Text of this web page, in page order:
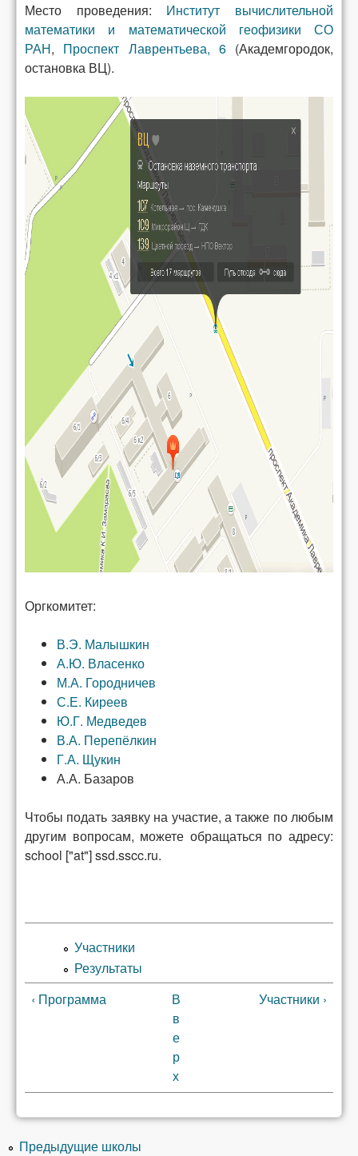
Место проведения: Институт вычислительной
математики и математической геофизики СО
РАН, Проспект Лаврентьева, 6(Академгородок,
остановка ВЦ).
Оргкомитет:
В.Э. Малышкин
А.Ю. Власенко
М.А. Городничев
С.Е. Киреев
Ю.Г. Медведев
В.А. Перепёлкин
Г.А. Щукин
А.А. Базаров
Чтобы подать заявку на участие, а также по любым
другим вопросам, можете обращаться по адресу:
school ["at"] ssd.sscc.ru.
Участники
Результаты
‹ Программа
В
в
е
р
х
Участники ›
Предыдущие школы